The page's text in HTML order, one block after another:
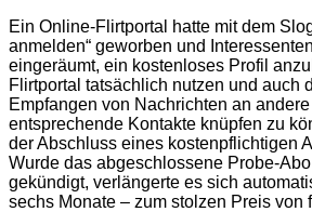
Ein Online-Flirtportal hatte mit dem
anmelden“ geworben und
eingeräumt, ein kostenloses Profil
Flirtportal tatsächlich nutzen und auch
Empfangen von Nachrichten an
entsprechende Kontakte knüpfen zu
der Abschluss eines kostenpflichtigen
Wurde das abgeschlossene Probe-
gekündigt, verlängerte es sich
sechs Monate – zum stolzen Preis von